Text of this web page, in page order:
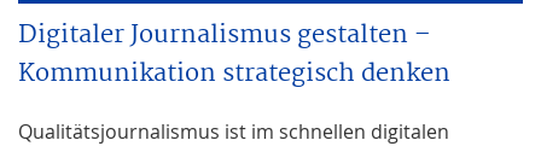
Digitaler Journalismus gestalten –
Kommunikation strategisch denken
Qualitätsjournalismus ist im schnellen digitalen